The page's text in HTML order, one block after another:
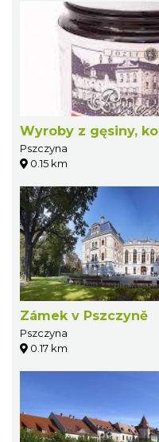
Wyroby z gęsiny,
Pszczyna
0.15 km
Zámek v Pszczyně
Pszczyna
0.17 km